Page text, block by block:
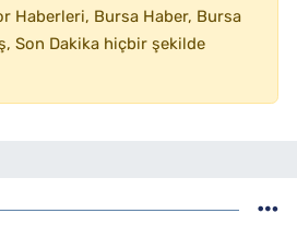
Haberleri, Bursa Haber, Bursa
Son Dakika hiçbir şekilde